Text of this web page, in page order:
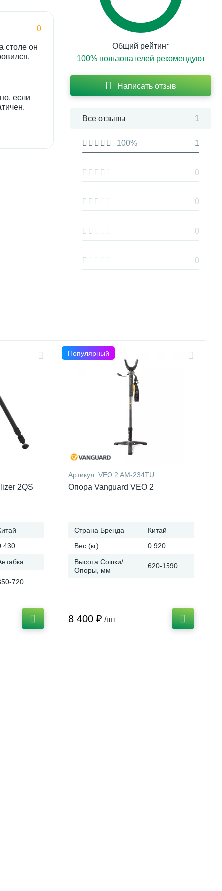
0
столе он
если
Общий рейтинг
100% пользователей рекомендуют
Написать отзыв
Все отзывы 1
100% 1
0
0
0
0
2QS
720
Популярный
Артикул: VEO 2 AM-234TU
Опора Vanguard VEO 2
Страна Бренда
Китай
Вес (кг)
0.920
Высота Сошки/
Опоры, мм
620-1590
8 400 ₽ /шт